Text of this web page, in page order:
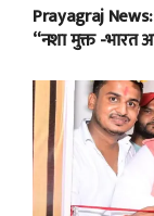
Prayagraj News:
“नशा मुक्त -भारत